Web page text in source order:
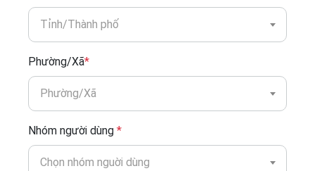
Tỉnh/Thành phố
Phường/Xã*
Phường/Xã
Nhóm người dùng *
Chọn nhóm nguời dùng